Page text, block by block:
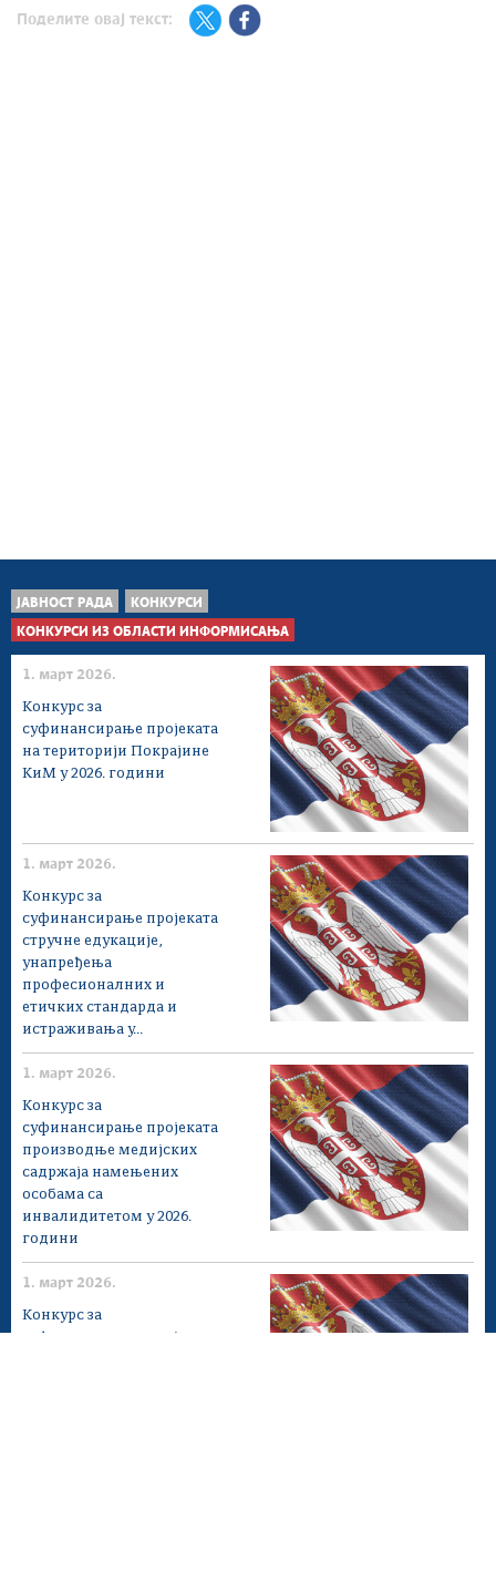
Поделите овај текст:
ЈАВНОСТ РАДА КОНКУРСИ
КОНКУРСИ ИЗ ОБЛАСТИ ИНФОРМИСАЊА
1. март 2026.
Конкурс за
суфинансирање пројеката
на територији Покрајине
КиМ у 2026. години
1. март 2026.
Конкурс за
суфинансирање проjеката
стручне едукације,
унапређења
професионалних и
етичких стандарда и
истраживања у...
1. март 2026.
Конкурс за
суфинансирање проjеката
производње медијских
садржаја намењених
особама са
инвалидитетом у 2026.
години
1. март 2026.
Конкурс за
суфинансирање проjеката